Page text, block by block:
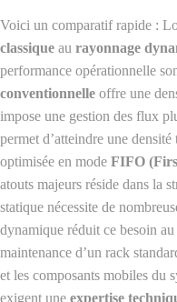
Voici un comparatif rapide :
classique au rayonnage
performance opérationnelle
conventionnelle offre une
impose une gestion des flux
permet d’atteindre une
optimisée en mode FIFO
atouts majeurs réside dans la
statique nécessite de
dynamique réduit ce besoin
maintenance d’un rack
et les composants mobiles du
exigent une expertise